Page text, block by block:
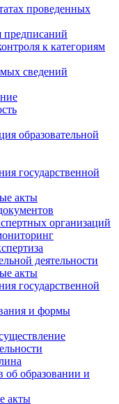
проведенных
предписаний
к категориям
сведений
образовательной
государственной
акты
организаций
деятельности
акты
государственной
и формы
об образовании и
акты